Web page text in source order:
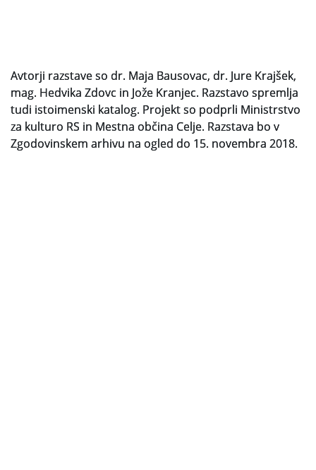
Avtorji razstave so dr. Maja Bausovac, dr. Jure Krajšek,
mag. Hedvika Zdovc in Jože Kranjec. Razstavo spremlja
tudi istoimenski katalog. Projekt so podprli Ministrstvo
za kulturo RS in Mestna občina Celje. Razstava bo v
Zgodovinskem arhivu na ogled do 15. novembra 2018.